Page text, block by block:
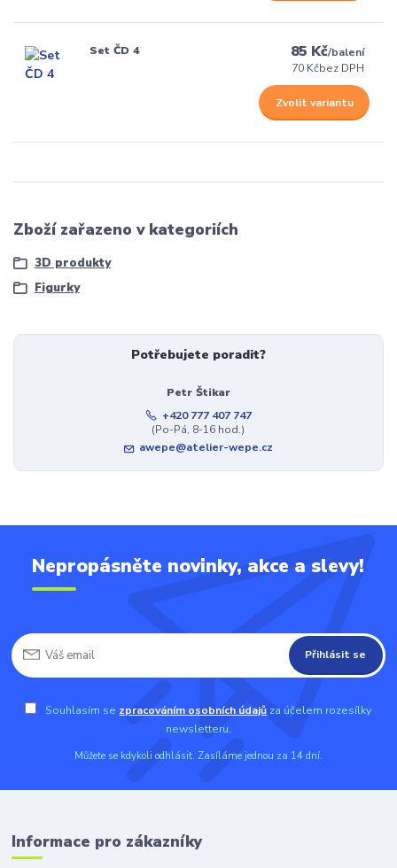
Set ČD 4 85 Kč/balení
70 Kčbez DPH
Zvolit variantu
Zboží zařazeno v kategoriích
3D produkty
Figurky
Potřebujete poradit?
Petr Štikar
+420 777 407 747
(Po-Pá, 8-16 hod.)
awepe@atelier-wepe.cz
Nepropásněte novinky, akce a slevy!
Přihlásit se
Souhlasím se zpracováním osobních údajů za účelem rozesílky
newsletteru.
Můžete se kdykoli odhlásit. Zasíláme jednou za 14 dní.
Informace pro zákazníky